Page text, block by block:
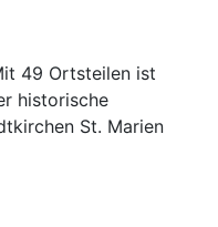
49 Ortsteilen ist
historische
St. Marien